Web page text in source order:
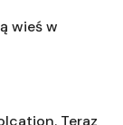
wieś w
Teraz